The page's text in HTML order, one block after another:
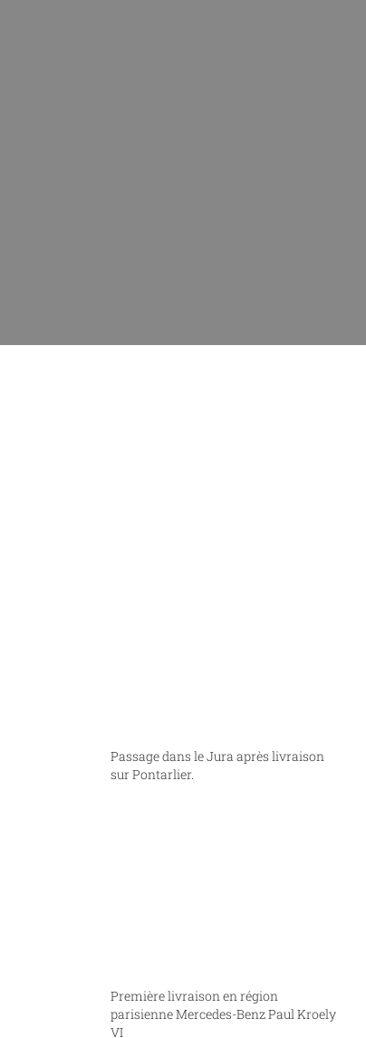
Passage dans le Jura après livraison
sur Pontarlier.
Première livraison en région
parisienne Mercedes-Benz Paul Kroely
VI